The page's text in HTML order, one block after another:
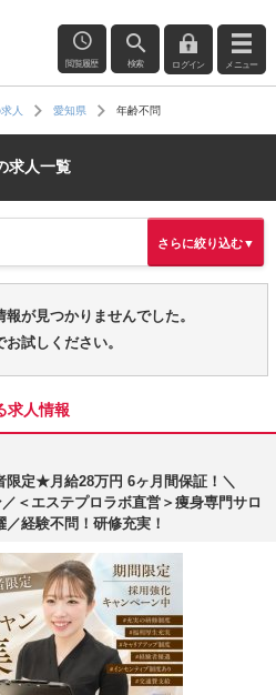
閲覧履歴 検索 ログイン メニュー
人 愛知県 年齢不問
求人一覧
さらに絞り込む▼
が見つかりませんでした。
試しください。
求人情報
定★月給28万円 6ヶ月間保証！＼
＜エステプロラボ直営＞痩身専門サロ
経験不問！研修充実！